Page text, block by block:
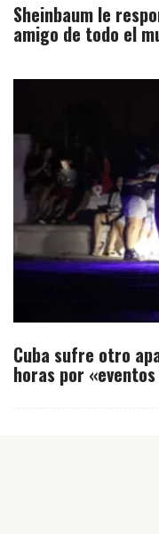
Sheinbaum le
amigo de todo el
Cuba sufre otro
horas por